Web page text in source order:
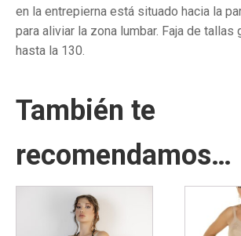
en la entrepierna está situado hacia la
para aliviar la zona lumbar. Faja de tallas
hasta la 130.
También te
recomendamos…
producto